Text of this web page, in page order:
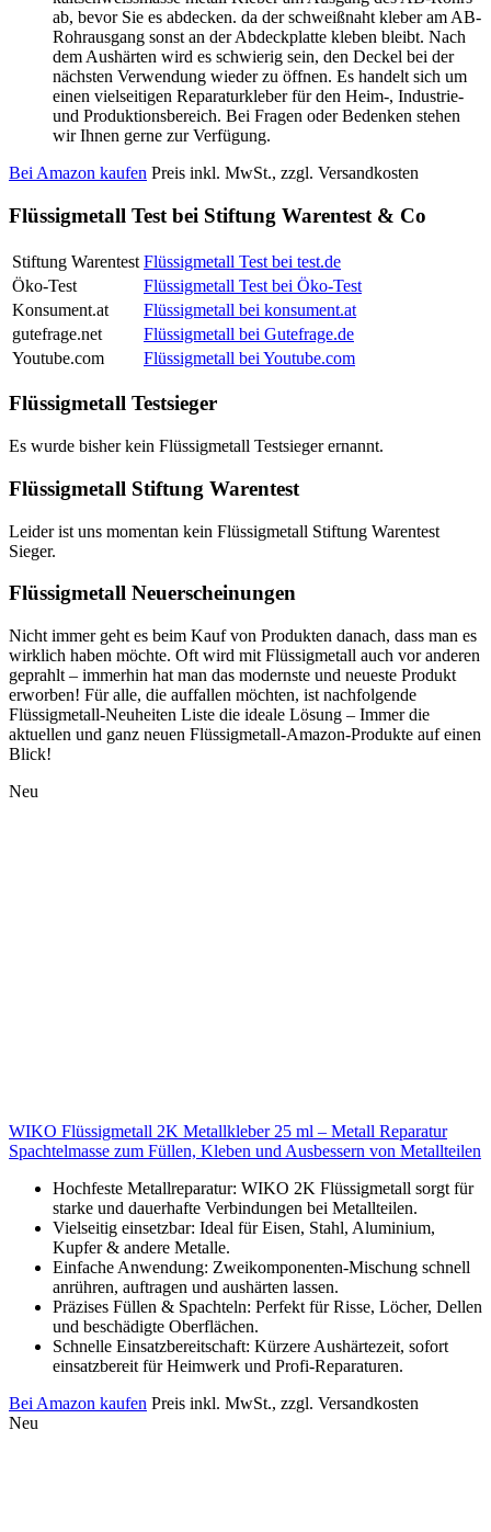
ab, bevor Sie es abdecken. da der schweißnaht kleber am AB-
Rohrausgang sonst an der Abdeckplatte kleben bleibt. Nach
dem Aushärten wird es schwierig sein, den Deckel bei der
nächsten Verwendung wieder zu öffnen. Es handelt sich um
einen vielseitigen Reparaturkleber für den Heim-, Industrie-
und Produktionsbereich. Bei Fragen oder Bedenken stehen
wir Ihnen gerne zur Verfügung.
Bei Amazon kaufen Preis inkl. MwSt., zzgl. Versandkosten
Flüssigmetall Test bei Stiftung Warentest & Co
Stiftung Warentest Flüssigmetall Test bei test.de
Öko-Test
Flüssigmetall Test bei Öko-Test
Konsument.at
Flüssigmetall bei konsument.at
gutefrage.net
Flüssigmetall bei Gutefrage.de
Youtube.com
Flüssigmetall bei Youtube.com
Flüssigmetall Testsieger
Es wurde bisher kein Flüssigmetall Testsieger ernannt.
Flüssigmetall Stiftung Warentest
Leider ist uns momentan kein Flüssigmetall Stiftung Warentest
Sieger.
Flüssigmetall Neuerscheinungen
Nicht immer geht es beim Kauf von Produkten danach, dass man es
wirklich haben möchte. Oft wird mit Flüssigmetall auch vor anderen
geprahlt – immerhin hat man das modernste und neueste Produkt
erworben! Für alle, die auffallen möchten, ist nachfolgende
Flüssigmetall-Neuheiten Liste die ideale Lösung – Immer die
aktuellen und ganz neuen Flüssigmetall-Amazon-Produkte auf einen
Blick!
Neu
WIKO Flüssigmetall 2K Metallkleber 25 ml – Metall Reparatur
Spachtelmasse zum Füllen, Kleben und Ausbessern von Metallteilen
Hochfeste Metallreparatur: WIKO 2K Flüssigmetall sorgt für
starke und dauerhafte Verbindungen bei Metallteilen.
Vielseitig einsetzbar: Ideal für Eisen, Stahl, Aluminium,
Kupfer & andere Metalle.
Einfache Anwendung: Zweikomponenten-Mischung schnell
anrühren, auftragen und aushärten lassen.
Präzises Füllen & Spachteln: Perfekt für Risse, Löcher, Dellen
und beschädigte Oberflächen.
Schnelle Einsatzbereitschaft: Kürzere Aushärtezeit, sofort
einsatzbereit für Heimwerk und Profi-Reparaturen.
Bei Amazon kaufen Preis inkl. MwSt., zzgl. Versandkosten
Neu